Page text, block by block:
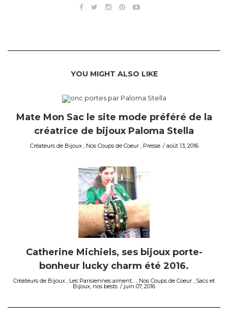
YOU MIGHT ALSO LIKE
Mate Mon Sac le site mode préféré de la
créatrice de bijoux Paloma Stella
Créateurs de Bijoux, Nos Coups de Coeur, Presse août 13, 2016
Catherine Michiels, ses bijoux porte-
bonheur lucky charm été 2016.
Créateurs de Bijoux , Les Parisiennes aiment... , Nos Coups de Coeur , Sacs et
Bijoux, nos bests juin 07, 2016